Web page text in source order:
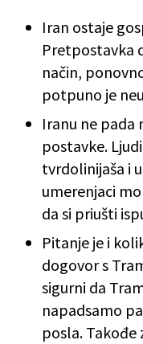
Iran ostaje
Pretpostavka
način,
potpuno je
Iranu ne pada
postavke.
tvrdolinijaša i
umerenjaci
da si priušti
Pitanje je i
dogovor s
sigurni da
napadsamo
posla. Takođe